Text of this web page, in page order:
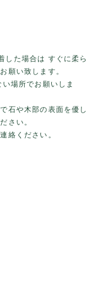
した場合は すぐに柔ら
願い致します。
場所でお願いしま
石や木部の表面を優し
さい。
絡ください。